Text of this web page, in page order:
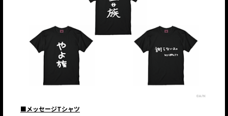
■メッセージTシャツ